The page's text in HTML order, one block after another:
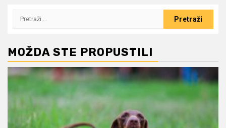
Pretraži:
MOŽDA STE PROPUSTILI